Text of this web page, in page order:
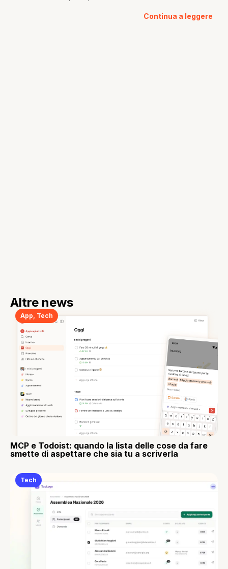
Continua a leggere
Altre news
App, Tech
MCP e Todoist: quando la lista delle cose da fare
smette di aspettare che sia tu a scriverla
Tech